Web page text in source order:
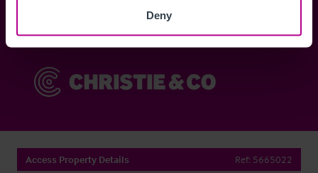
Deny
Access Property Details Ref: 5665022